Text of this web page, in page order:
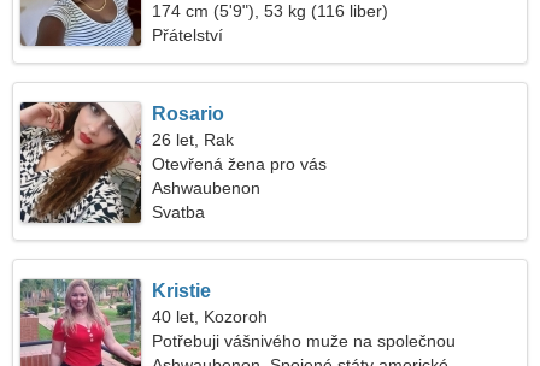
174 cm (5'9"), 53 kg (116 liber)
Přátelství
Rosario
26 let, Rak
Otevřená žena pro vás
Ashwaubenon
Svatba
Kristie
40 let, Kozoroh
Potřebuji vášnivého muže na společnou